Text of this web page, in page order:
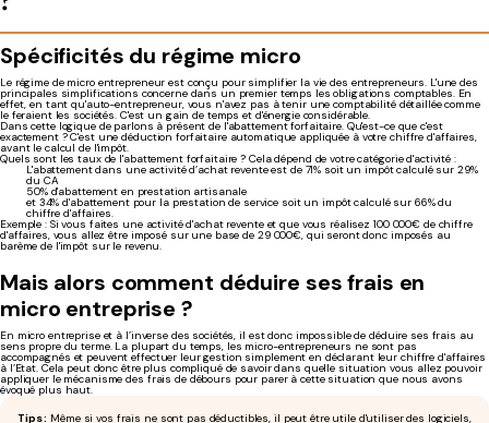
Spécificités du régime micro
Le régime de micro entrepreneur est conçu pour simplifier la vie des entrepreneurs. L'une des
principales simplifications concerne dans un premier temps les obligations comptables. En
effet, en tant qu'auto-entrepreneur, vous n'avez pas à tenir une comptabilité détaillée comme
le feraient les sociétés. C'est un gain de temps et d'énergie considérable.
Dans cette logique de parlons à présent de l'abattement forfaitaire. Qu'est-ce que c'est
exactement ? C'est une déduction forfaitaire automatique appliquée à votre chiffre d'affaires,
avant le calcul de l'impôt.
Quels sont les taux de l'abattement forfaitaire ? Cela dépend de votre catégorie d'activité :
L'abattement dans une activité d’achat revente est de 71% soit un impôt calculé sur 29%
du CA
50% d'abattement en prestation artisanale
et 34% d'abattement pour la prestation de service soit un impôt calculé sur 66% du
chiffre d'affaires.
Exemple : Si vous faites une activité d'achat revente et que vous réalisez 100 000€ de chiffre
d'affaires, vous allez être imposé sur une base de 29 000€, qui seront donc imposés au
barème de l'impôt sur le revenu.
Mais alors comment déduire ses frais en
micro entreprise ?
En micro entreprise et à l’inverse des sociétés, il est donc impossible de déduire ses frais au
sens propre du terme. La plupart du temps, les micro-entrepreneurs ne sont pas
accompagnés et peuvent effectuer leur gestion simplement en déclarant leur chiffre d'affaires
à l’Etat. Cela peut donc être plus compliqué de savoir dans quelle situation vous allez pouvoir
appliquer le mécanisme des frais de débours pour parer à cette situation que nous avons
évoqué plus haut.
Tips : Même si vos frais ne sont pas déductibles, il peut être utile d'utiliser des logiciels,